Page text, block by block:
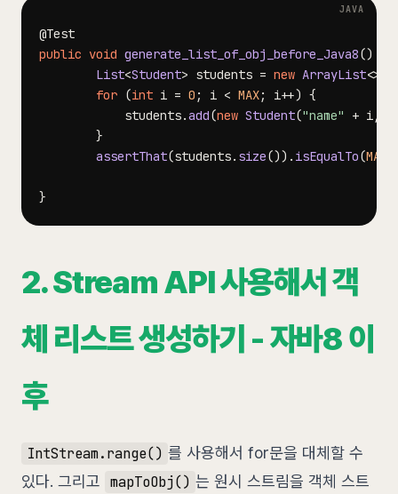
@Test
public void generate_list_of_obj_before_Java8()
List<Student> students = new ArrayList<>
for (int i = 0 ; i < MAX; i++) {
			students
.add(new Student("name" + i,
}
assertThat(students. size()) . isEqualTo(MAX
}
2. Stream API 사용해서 객
체 리스트 생성하기 - 자바8 이
후
IntStream.range() 를 사용해서 for문을 대체할 수
있다. 그리고 mapToObj() 는 원시 스트림을 객체 스트